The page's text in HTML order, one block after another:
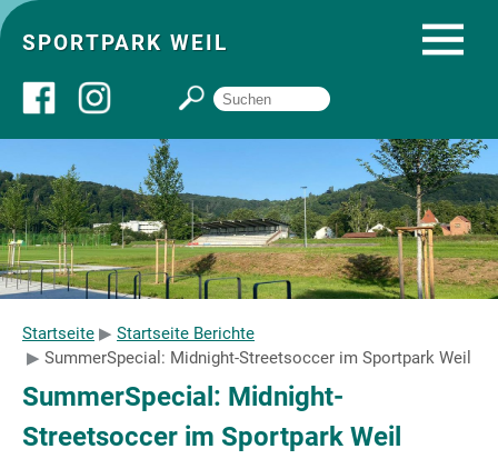
SPORTPARK WEIL
Über uns
Startseite
Angebote
Sozial- und Gruppenräume
Sportpark
Startseite
Startseite Berichte
SummerSpecial: Midnight-Streetsoccer im Sportpark Weil
SummerSpecial: Midnight-
Streetsoccer im Sportpark Weil